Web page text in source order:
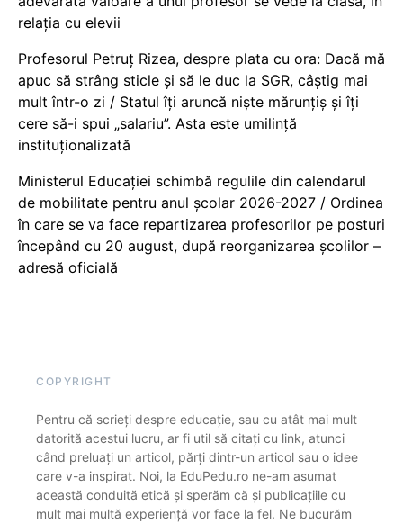
relația cu elevii
Profesorul Petruț Rizea, despre plata cu ora: Dacă mă
apuc să strâng sticle și să le duc la SGR, câștig mai
mult într-o zi / Statul îți aruncă niște mărunțiș și îți
cere să-i spui „salariu”. Asta este umilință
instituționalizată
Ministerul Educației schimbă regulile din calendarul
de mobilitate pentru anul școlar 2026-2027 / Ordinea
în care se va face repartizarea profesorilor pe posturi
începând cu 20 august, după reorganizarea școlilor –
adresă oficială
COPYRIGHT
Pentru că scrieți despre educație, sau cu atât mai mult
datorită acestui lucru, ar fi util să citați cu link, atunci
când preluați un articol, părți dintr-un articol sau o idee
care v-a inspirat. Noi, la EduPedu.ro ne-am asumat
această conduită etică și sperăm că și publicațiile cu
mult mai multă experiență vor face la fel. Ne bucurăm